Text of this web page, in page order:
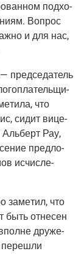
под­хо­
Вопрос
и для нас,
пред­се­да­тель
что
сидит вице-
Рау,
пред­ло­
исчис­ле­
заме­тил, что
быть отне­сен
дру­же­
пере­шли